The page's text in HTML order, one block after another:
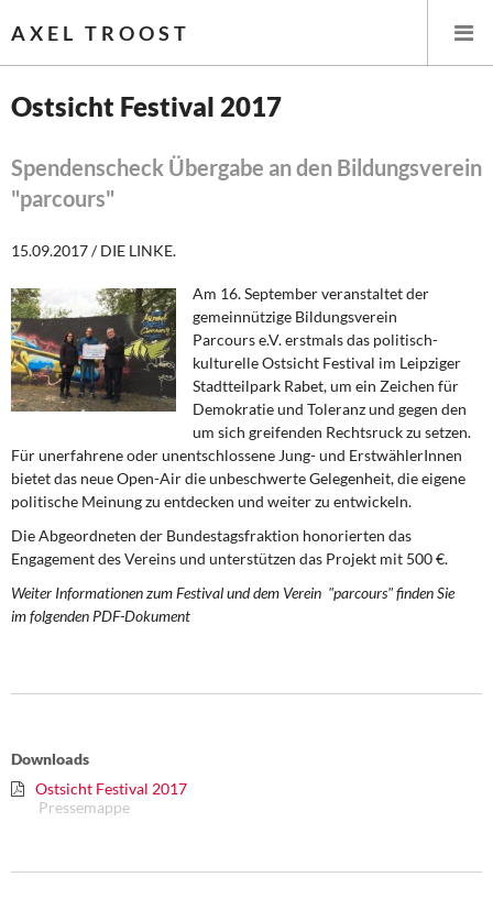
AXEL TROOST
Themen
Leitlinien linker Wirtschafts- und Finanzpolitik
Wirtschaftspolitik
Steuer- und Finanzpolitik
Öffentliche Infrastruktur und Daseinsvorsorge
Eurokrise und Griechenland
DIE LINKE
Weitere Themen
Memo-Gruppe
Über mich
Ostsicht Festival 2017
Spendenscheck Übergabe an den Bildungsverein
"parcours"
15.09.2017 / DIE LINKE.
Am 16. September veranstaltet der
gemeinnützige Bildungsverein
Parcours e.V. erstmals das politisch-
kulturelle Ostsicht Festival im Leipziger
Stadtteilpark Rabet, um ein Zeichen für
Demokratie und Toleranz und gegen den
um sich greifenden Rechtsruck zu setzen.
Für unerfahrene oder unentschlossene Jung- und ErstwählerInnen
bietet das neue Open-Air die unbeschwerte Gelegenheit, die eigene
politische Meinung zu entdecken und weiter zu entwickeln.
Die Abgeordneten der Bundestagsfraktion honorierten das
Engagement des Vereins und unterstützen das Projekt mit 500 €.
Weiter Informationen zum Festival und dem Verein "parcours" finden Sie
im folgenden PDF-Dokument
Downloads
Ostsicht Festival 2017
Pressemappe